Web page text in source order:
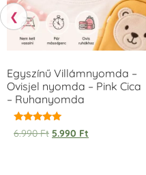
❮
Egyszínű Villámnyomda –
Ovisjel nyomda – Pink Cica
– Ruhanyomda
Értékelés:
5.00
6.990Ft 5.990 Ft